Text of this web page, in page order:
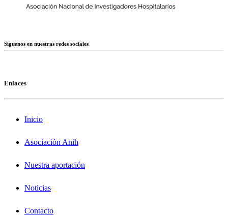
Síguenos en nuestras redes sociales
Enlaces
Inicio
Asociación Anih
Nuestra aportación
Noticias
Contacto